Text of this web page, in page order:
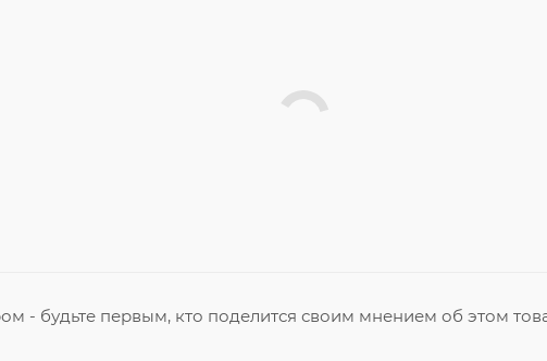
- будьте первым, кто поделится своим мнением об этом